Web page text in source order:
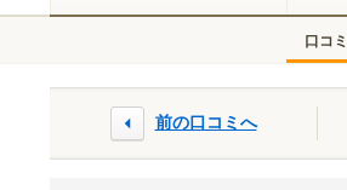
口コミ
前の口コミへ